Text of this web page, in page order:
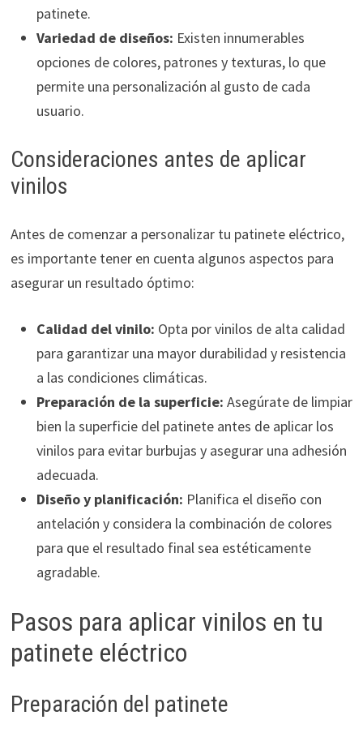
patinete.
Variedad de diseños: Existen innumerables
opciones de colores, patrones y texturas, lo que
permite una personalización al gusto de cada
usuario.
Consideraciones antes de aplicar
vinilos
Antes de comenzar a personalizar tu patinete eléctrico,
es importante tener en cuenta algunos aspectos para
asegurar un resultado óptimo:
Calidad del vinilo: Opta por vinilos de alta calidad
para garantizar una mayor durabilidad y resistencia
a las condiciones climáticas.
Preparación de la superficie: Asegúrate de limpiar
bien la superficie del patinete antes de aplicar los
vinilos para evitar burbujas y asegurar una adhesión
adecuada.
Diseño y planificación: Planifica el diseño con
antelación y considera la combinación de colores
para que el resultado final sea estéticamente
agradable.
Pasos para aplicar vinilos en tu
patinete eléctrico
Preparación del patinete